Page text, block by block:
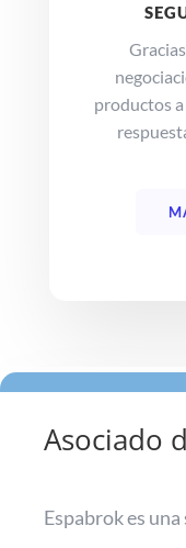
productos
Asociado
Espabrok es